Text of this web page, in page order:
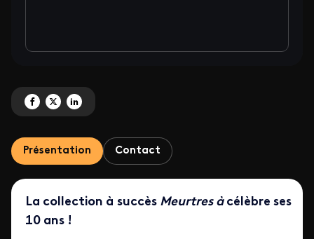
Partagez 'Nouveaux Meurtres à Saint-Malo' sur Facebook
Partagez 'Nouveaux Meurtres à Saint-Malo' sur X
Partagez 'Nouveaux Meurtres à Saint-Malo' sur LinkedIn
Présentation Contact
La collection à succès Meurtres àcélèbre ses
10 ans !